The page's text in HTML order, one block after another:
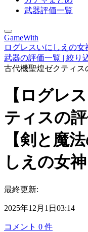
武器評価一覧
GameWith
ログレスいにしえの女
武器の評価一覧 | 絞り
古代機聖煌ゼクティス
【ログレ
ティスの
【剣と魔
しえの女神
最終更新:
2025年12月1日03:14
コメント 0 件